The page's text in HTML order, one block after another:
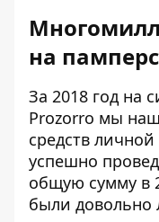
на
За 2018 год на
Prozorro мы
средств
успешно
общую сумму в
были